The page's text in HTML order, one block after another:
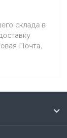
склада в
Почта,